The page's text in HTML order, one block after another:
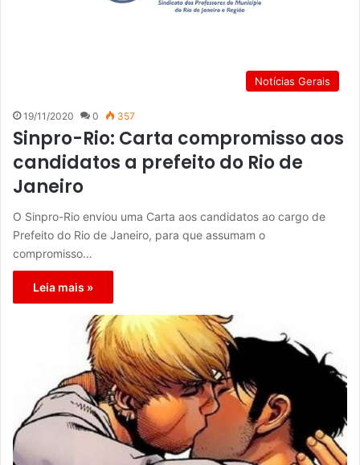
Notícias Gerais
19/11/2020 0 357
Sinpro-Rio: Carta compromisso aos
candidatos a prefeito do Rio de
Janeiro
O Sinpro-Rio enviou uma Carta aos candidatos ao cargo de
Prefeito do Rio de Janeiro, para que assumam o
compromisso…
Leia mais »